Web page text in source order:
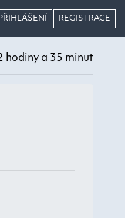
PŘIHLÁŠENÍ REGISTRACE
hodiny a 35 minut